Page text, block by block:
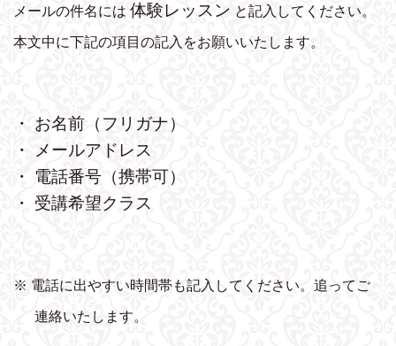
メールの件名には 体験レッスン と記入してください。
本文中に下記の項目の記入をお願いいたします。
・ お名前（フリガナ）
・ メールアドレス
・ 電話番号（携帯可）
・ 受講希望クラス
※ 電話に出やすい時間帯も記入してください。追ってご
連絡いたします。